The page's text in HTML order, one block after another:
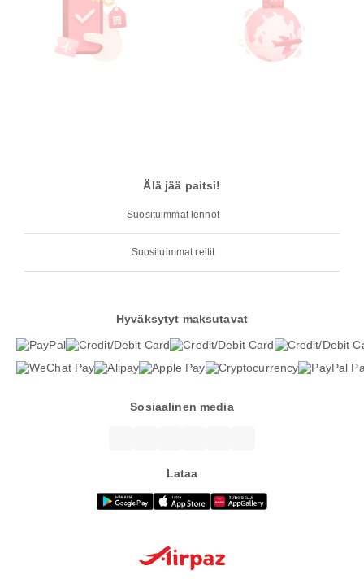
Älä jää paitsi!
Suosituimmat lennot
Suosituimmat reitit
Hyväksytyt maksutavat
Sosiaalinen media
Lataa